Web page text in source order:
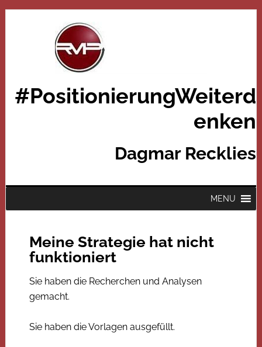
#PositionierungWeiterd
enken
Dagmar Recklies
MENU
Meine Strategie hat nicht
funktioniert
Sie haben die Recherchen und Analysen
gemacht.
Sie haben die Vorlagen ausgefüllt.